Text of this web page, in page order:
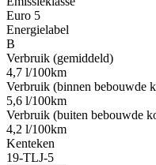
Euro 5
Energielabel
B
Verbruik (gemiddeld)
4,7 l/100km
Verbruik (binnen bebouwde
5,6 l/100km
Verbruik (buiten bebouwde
4,2 l/100km
Kenteken
19-TLJ-5